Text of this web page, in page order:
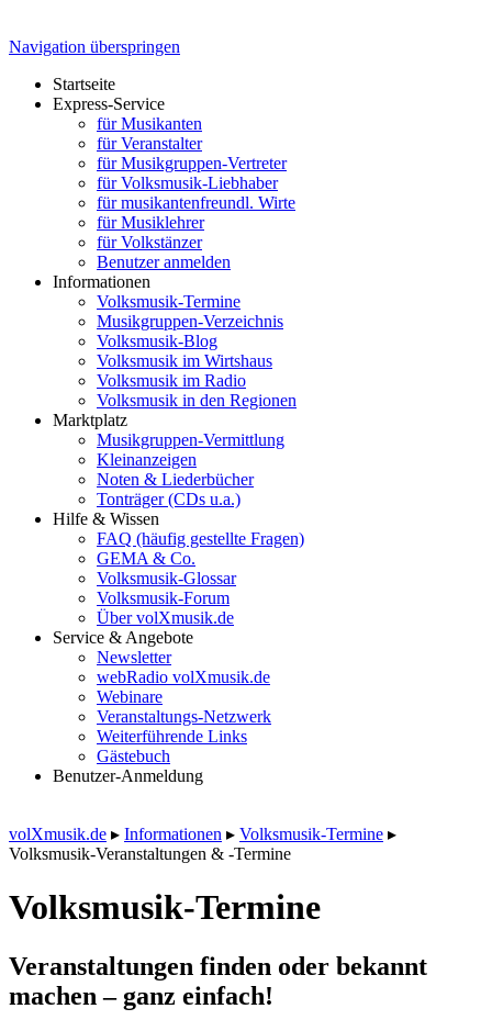
Navigation überspringen
Startseite
Express-Service
für Musikanten
für Veranstalter
für Musikgruppen-Vertreter
für Volksmusik-Liebhaber
für musikantenfreundl. Wirte
für Musiklehrer
für Volkstänzer
Benutzer anmelden
Informationen
Volksmusik-Termine
Musikgruppen-Verzeichnis
Volksmusik-Blog
Volksmusik im Wirtshaus
Volksmusik im Radio
Volksmusik in den Regionen
Marktplatz
Musikgruppen-Vermittlung
Kleinanzeigen
Noten & Liederbücher
Tonträger (CDs u.a.)
Hilfe & Wissen
FAQ (häufig gestellte Fragen)
GEMA & Co.
Volksmusik-Glossar
Volksmusik-Forum
Über volXmusik.de
Service & Angebote
Newsletter
webRadio volXmusik.de
Webinare
Veranstaltungs-Netzwerk
Weiterführende Links
Gästebuch
Benutzer-Anmeldung
volXmusik.de ▸ Informationen ▸ Volksmusik-Termine ▸
Volksmusik-Veranstaltungen & -Termine
Volksmusik-Termine
Veranstaltungen finden oder bekannt
machen – ganz einfach!